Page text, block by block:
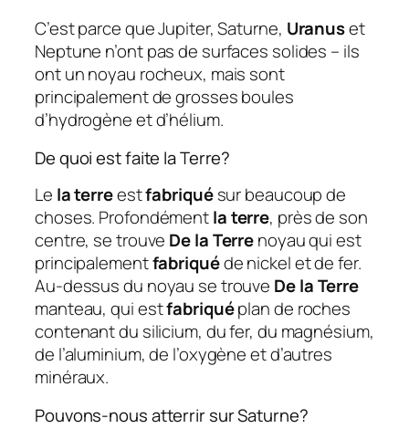
C’est parce que Jupiter, Saturne, Uranuset
Neptune n’ont pas de surfaces solides – ils
ont un noyau rocheux, mais sont
principalement de grosses boules
d’hydrogène et d’hélium.
De quoi est faite la Terre?
Le la terreestfabriquésur beaucoup de
choses. Profondémentla terre, près de son
centre, se trouve De la Terrenoyau qui est
principalementfabriquéde nickel et de fer.
Au-dessus du noyau se trouve De la Terre
manteau, qui estfabriquéplan de roches
contenant du silicium, du fer, du magnésium,
de l’aluminium, de l’oxygène et d’autres
minéraux.
Pouvons-nous atterrir sur Saturne?